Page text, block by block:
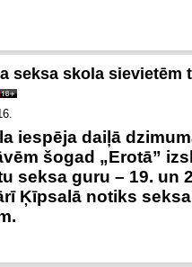
seksa skola sievietēm
iespēja daiļā
šogad „Erotā”
seksa guru – 19. un
Ķīpsalā notiks seksa